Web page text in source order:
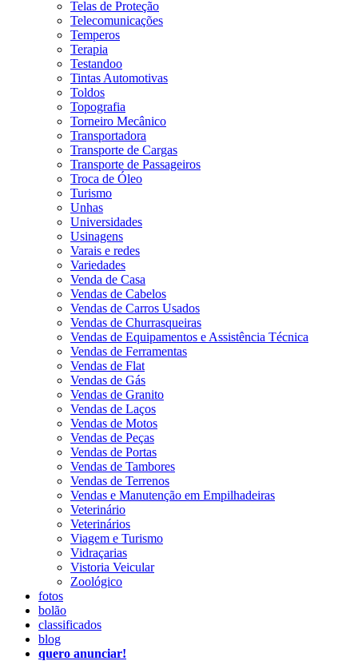
Telas de Proteção
Telecomunicações
Temperos
Terapia
Testandoo
Tintas Automotivas
Toldos
Topografia
Torneiro Mecânico
Transportadora
Transporte de Cargas
Transporte de Passageiros
Troca de Óleo
Turismo
Unhas
Universidades
Usinagens
Varais e redes
Variedades
Venda de Casa
Vendas de Cabelos
Vendas de Carros Usados
Vendas de Churrasqueiras
Vendas de Equipamentos e Assistência Técnica
Vendas de Ferramentas
Vendas de Flat
Vendas de Gás
Vendas de Granito
Vendas de Laços
Vendas de Motos
Vendas de Peças
Vendas de Portas
Vendas de Tambores
Vendas de Terrenos
Vendas e Manutenção em Empilhadeiras
Veterinário
Veterinários
Viagem e Turismo
Vidraçarias
Vistoria Veicular
Zoológico
fotos
bolão
classificados
blog
quero anunciar!